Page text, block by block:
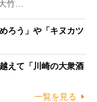
竹…
ろう」や「キヌカツ
えて「川崎の大衆酒
一覧を見る